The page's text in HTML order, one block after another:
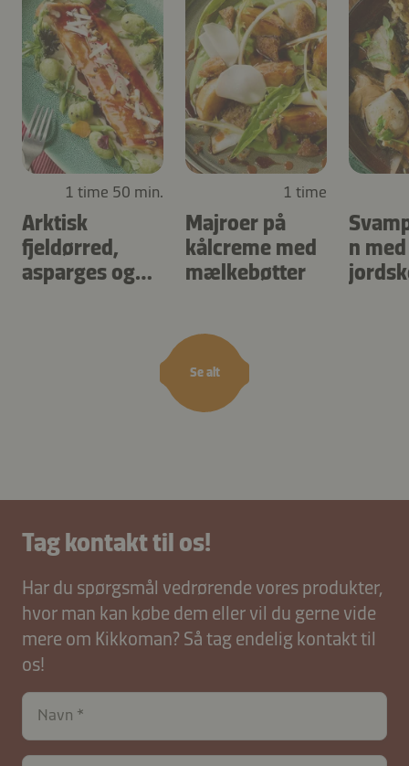
Se alt
1 time 50 min.
Arktisk
fjeldørred,
asparges og
1 time
Majroer på
kålcreme med
mælkebøtter
n med
Tag kontakt til os!
Har du spørgsmål vedrørende vores produkter,
hvor man kan købe dem eller vil du gerne vide
mere om Kikkoman? Så tag endelig kontakt til
os!
Navn